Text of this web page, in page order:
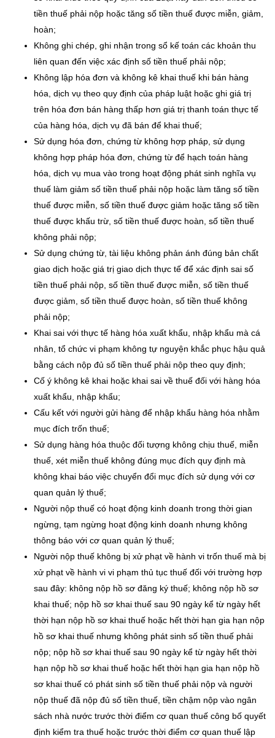
tiền thuế phải nộp hoặc tăng số tiền thuế được miễn, giảm,
hoàn;
Không ghi chép, ghi nhận trong sổ kế toán các khoản thu
liên quan đến việc xác định số tiền thuế phải nộp;
Không lập hóa đơn và không kê khai thuế khi bán hàng
hóa, dịch vụ theo quy định của pháp luật hoặc ghi giá trị
trên hóa đơn bán hàng thấp hơn giá trị thanh toán thực tế
của hàng hóa, dịch vụ đã bán để khai thuế;
Sử dụng hóa đơn, chứng từ không hợp pháp, sử dụng
không hợp pháp hóa đơn, chứng từ để hạch toán hàng
hóa, dịch vụ mua vào trong hoạt động phát sinh nghĩa vụ
thuế làm giảm số tiền thuế phải nộp hoặc làm tăng số tiền
thuế được miễn, số tiền thuế được giảm hoặc tăng số tiền
thuế được khấu trừ, số tiền thuế được hoàn, số tiền thuế
không phải nộp;
Sử dụng chứng từ, tài liệu không phản ánh đúng bản chất
giao dịch hoặc giá trị giao dịch thực tế để xác định sai số
tiền thuế phải nộp, số tiền thuế được miễn, số tiền thuế
được giảm, số tiền thuế được hoàn, số tiền thuế không
phải nộp;
Khai sai với thực tế hàng hóa xuất khẩu, nhập khẩu mà cá
nhân, tổ chức vi phạm không tự nguyện khắc phục hậu quả
bằng cách nộp đủ số tiền thuế phải nộp theo quy định;
Cố ý không kê khai hoặc khai sai về thuế đối với hàng hóa
xuất khẩu, nhập khẩu;
Cấu kết với người gửi hàng để nhập khẩu hàng hóa nhằm
mục đích trốn thuế;
Sử dụng hàng hóa thuộc đối tượng không chịu thuế, miễn
thuế, xét miễn thuế không đúng mục đích quy định mà
không khai báo việc chuyển đổi mục đích sử dụng với cơ
quan quản lý thuế;
Người nộp thuế có hoạt động kinh doanh trong thời gian
ngừng, tạm ngừng hoạt động kinh doanh nhưng không
thông báo với cơ quan quản lý thuế;
Người nộp thuế không bị xử phạt về hành vi trốn thuế mà bị
xử phạt về hành vi vi phạm thủ tục thuế đối với trường hợp
sau đây: không nộp hồ sơ đăng ký thuế; không nộp hồ sơ
khai thuế; nộp hồ sơ khai thuế sau 90 ngày kể từ ngày hết
thời hạn nộp hồ sơ khai thuế hoặc hết thời hạn gia hạn nộp
hồ sơ khai thuế nhưng không phát sinh số tiền thuế phải
nộp; nộp hồ sơ khai thuế sau 90 ngày kể từ ngày hết thời
hạn nộp hồ sơ khai thuế hoặc hết thời hạn gia hạn nộp hồ
sơ khai thuế có phát sinh số tiền thuế phải nộp và người
nộp thuế đã nộp đủ số tiền thuế, tiền chậm nộp vào ngân
sách nhà nước trước thời điểm cơ quan thuế công bố quyết
định kiểm tra thuế hoặc trước thời điểm cơ quan thuế lập